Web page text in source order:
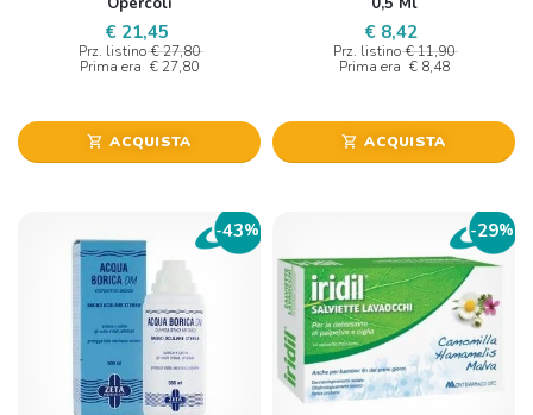
€ 21,45
Prz. listino € 27,80
Prima era € 27,80
shopping_cart ACQUISTA
€ 8,42
Prz. listino € 11,90
Prima era € 8,48
shopping_cart ACQUISTA
-43% -29%